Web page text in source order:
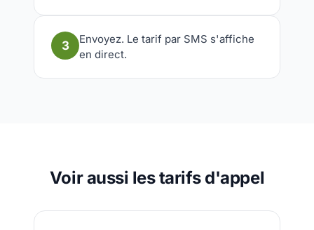
3
Envoyez. Le tarif par SMS s'affiche
en direct.
Voir aussi les tarifs d'appel